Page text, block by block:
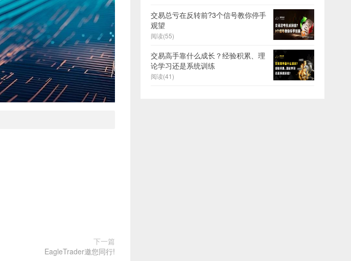
下一篇
​EagleTrader邀您同行!
交易总亏在反转前?3个信号教你停手
观望
阅读(55)
交易高手靠什么成长？经验积累、理
论学习还是系统训练
阅读(41)